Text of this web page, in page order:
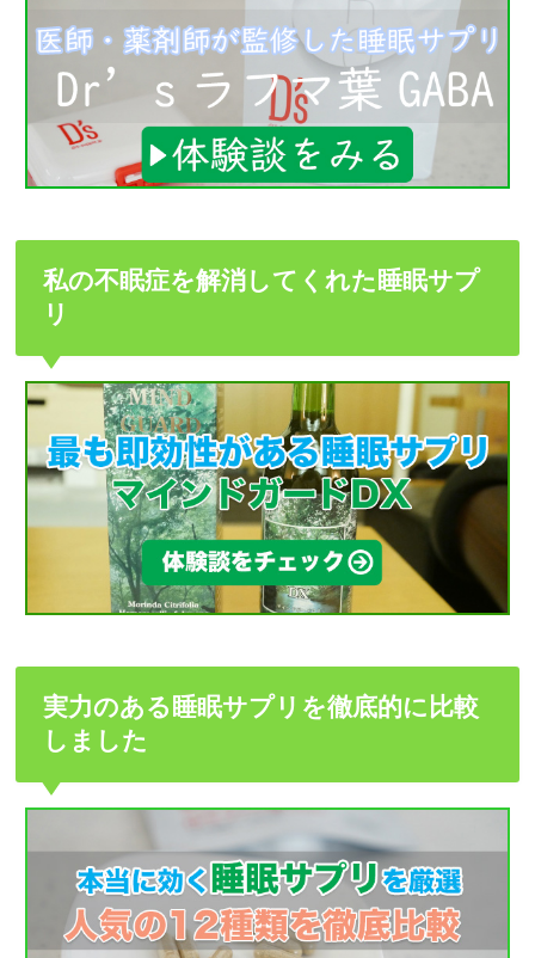
私の不眠症を解消してくれた睡眠サプ
リ
実力のある睡眠サプリを徹底的に比較
しました